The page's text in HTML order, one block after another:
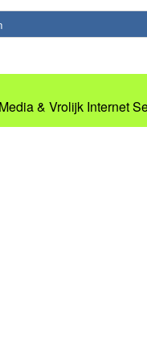
& Vrolijk Internet